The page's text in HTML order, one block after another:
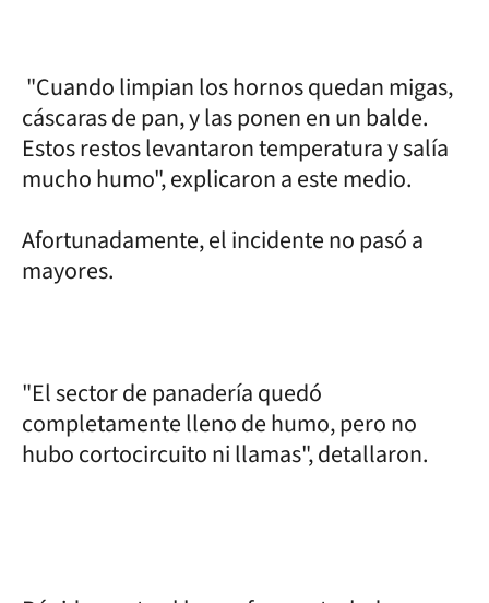
"Cuando limpian los hornos quedan migas,
cáscaras de pan, y las ponen en un balde.
Estos restos levantaron temperatura y salía
mucho humo", explicaron a este medio.
Afortunadamente, el incidente no pasó a
mayores.
"El sector de panadería quedó
completamente lleno de humo, pero no
hubo cortocircuito ni llamas", detallaron.